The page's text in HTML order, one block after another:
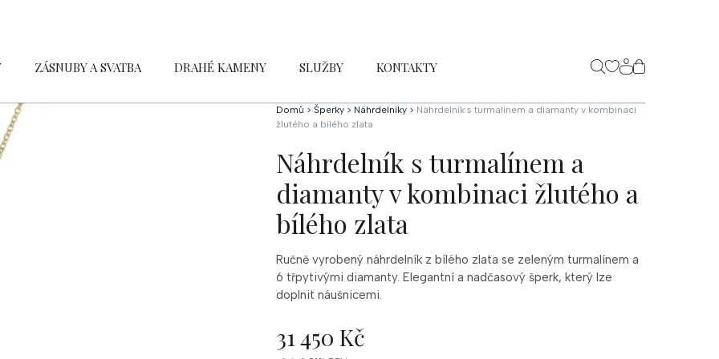
ZÁSNUBY A SVATBA DRAHÉ KAMENY SLUŽBY KONTAKTY
NÁKUPNÍ
KOŠÍK
Domů > Šperky > Náhrdelníky > Náhrdelník s turmalínem a diamanty v kombinaci
žlutého a bílého zlata
Náhrdelník s turmalínem a
diamanty v kombinaci žlutého a
bílého zlata
Ručně vyrobený náhrdelník z bílého zlata se zeleným turmalínem a
6 třpytivými diamanty. Elegantní a nadčasový šperk, který lze
doplnit náušnicemi.
31 450 Kč